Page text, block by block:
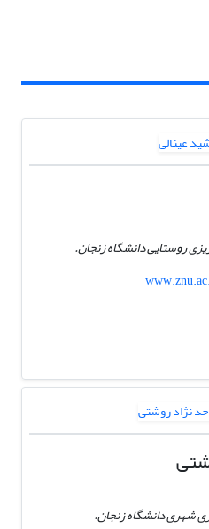
روستایی دانشگاه زنجان.
شهری دانشگاه زنجان.